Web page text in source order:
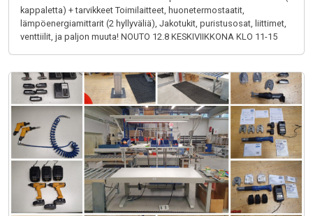
kappaletta) + tarvikkeet Toimilaitteet, huonetermostaatit,
lämpöenergiamittarit (2 hyllyväliä), Jakotukit, puristusosat, liittimet,
venttiilit, ja paljon muuta! NOUTO 12.8 KESKIVIIKKONA KLO 11-15